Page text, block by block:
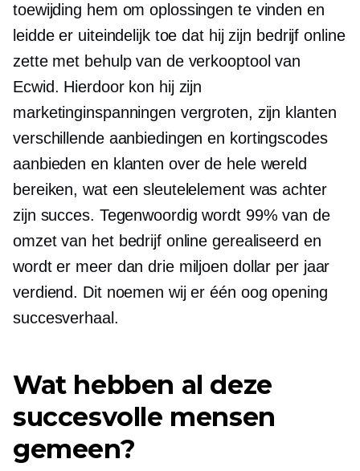
toewijding hem om oplossingen te vinden en
leidde er uiteindelijk toe dat hij zijn bedrijf online
zette met behulp van de verkooptool van
Ecwid. Hierdoor kon hij zijn
marketinginspanningen vergroten, zijn klanten
verschillende aanbiedingen en kortingscodes
aanbieden en klanten over de hele wereld
bereiken, wat een sleutelelement was achter
zijn succes. Tegenwoordig wordt 99% van de
omzet van het bedrijf online gerealiseerd en
wordt er meer dan drie miljoen dollar per jaar
verdiend. Dit noemen wij er één oog opening
succesverhaal.
Wat hebben al deze
succesvolle mensen
gemeen?